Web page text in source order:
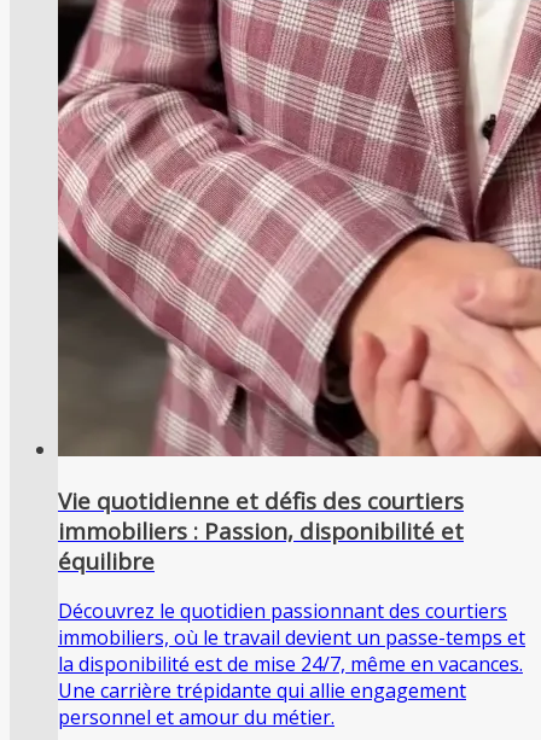
Vie quotidienne et défis des courtiers
immobiliers : Passion, disponibilité et
équilibre
Découvrez le quotidien passionnant des courtiers
immobiliers, où le travail devient un passe-temps et
la disponibilité est de mise 24/7, même en vacances.
Une carrière trépidante qui allie engagement
personnel et amour du métier.